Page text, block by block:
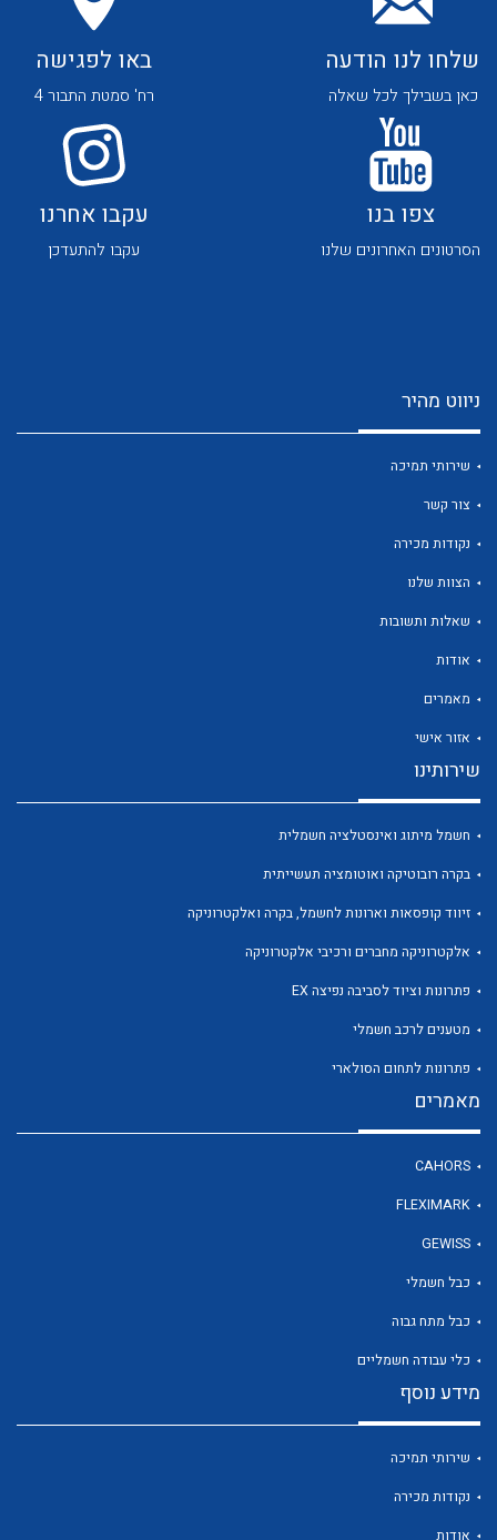
לכל מוצרי היצרן לכל מוצרי היצרן
לכל מוצרי היצרן
לכל מוצרי היצרן
שלחו לנו הודעה
כאן בשבילך לכל שאלה
באו לפגישה
רח' סמטת התבור 4
צפו בנו
הסרטונים האחרונים שלנו
עקבו אחרנו
עקבו להתעדכן
ניווט מהיר
שירותי תמיכה
צור קשר
נקודות מכירה
הצוות שלנו
שאלות ותשובות
אודות
מאמרים
אזור אישי
שירותינו
חשמל מיתוג ואינסטלציה חשמלית
בקרה רובוטיקה ואוטומציה תעשייתית
זיווד קופסאות וארונות לחשמל, בקרה ואלקטרוניקה
אלקטרוניקה מחברים ורכיבי אלקטרוניקה
פתרונות וציוד לסביבה נפיצה EX
מטענים לרכב חשמלי
פתרונות לתחום הסולארי
מאמרים
CAHORS
FLEXIMARK
GEWISS
כבל חשמלי
כבל מתח גבוה
כלי עבודה חשמליים
מידע נוסף
שירותי תמיכה
נקודות מכירה
אודות